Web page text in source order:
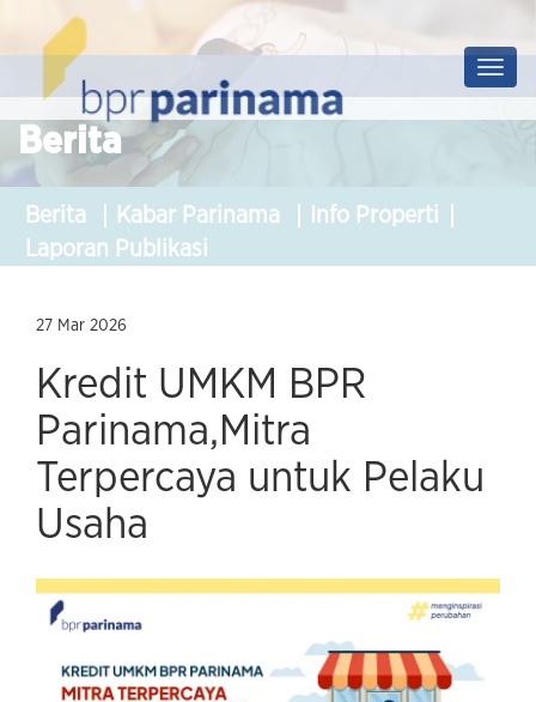
Prof
Berita
Berita Kabar Parinama
Info Properti
Laporan Publikasi
27 Mar 2026
Kredit UMKM BPR
Parinama,Mitra
Terpercaya untuk Pelaku
Usaha